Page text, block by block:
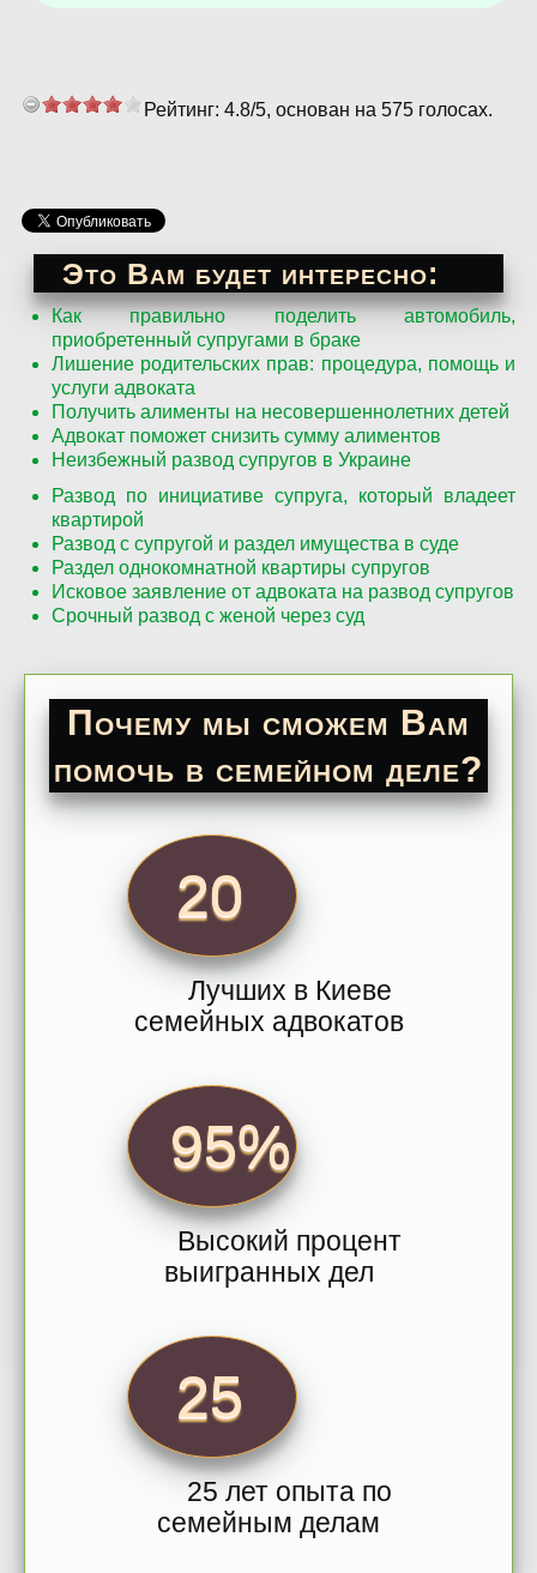
Рейтинг: 4.8/5, основан на 575 голосах.
Это Вам будет интересно:
Как правильно поделить автомобиль,
приобретенный супругами в браке
Лишение родительских прав: процедура, помощь и
услуги адвоката
Получить алименты на несовершеннолетних детей
Адвокат поможет снизить сумму алиментов
Неизбежный развод супругов в Украине
Развод по инициативе супруга, который владеет
квартирой
Развод с супругой и раздел имущества в суде
Раздел однокомнатной квартиры супругов
Исковое заявление от адвоката на развод супругов
Срочный развод с женой через суд
Почему мы сможем Вам
помочь в семейном деле?
20
Лучших в Киеве
семейных адвокатов
95%
Высокий процент
выигранных дел
25
25 лет опыта по
семейным делам